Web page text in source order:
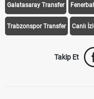
iddaa Programı Galatasaray
Galatasaray Transfer
Canlı